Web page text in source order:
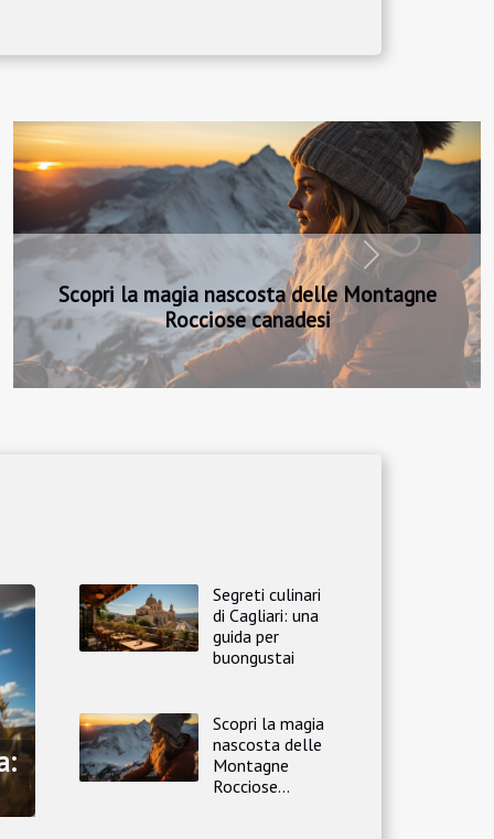
Il fascino dell'aurora boreale: un fenomeno da
non perdere
Next
Segreti culinari
di Cagliari: una
guida per
buongustai
Scopri la magia
nascosta delle
Montagne
Rocciose